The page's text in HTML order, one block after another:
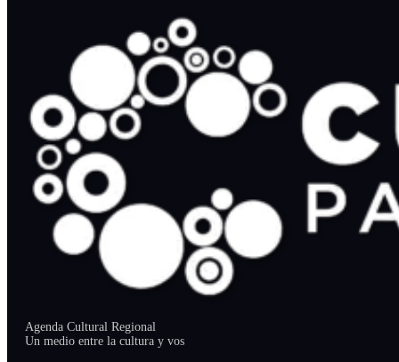
Agenda Cultural Regional
Un medio entre la cultura y vos